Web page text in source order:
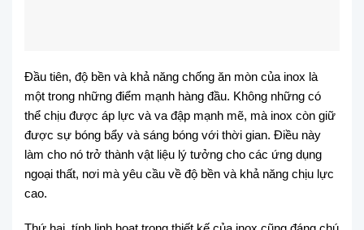
Đầu tiên, độ bền và khả năng chống ăn mòn của inox là
một trong những điểm mạnh hàng đầu. Không những có
thể chịu được áp lực và va đập mạnh mẽ, mà inox còn giữ
được sự bóng bẩy và sáng bóng với thời gian. Điều này
làm cho nó trở thành vật liệu lý tưởng cho các ứng dụng
ngoại thất, nơi mà yêu cầu về độ bền và khả năng chịu lực
cao.